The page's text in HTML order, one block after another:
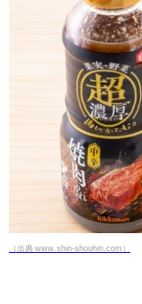
（出典 www.shin-shouhin.com）